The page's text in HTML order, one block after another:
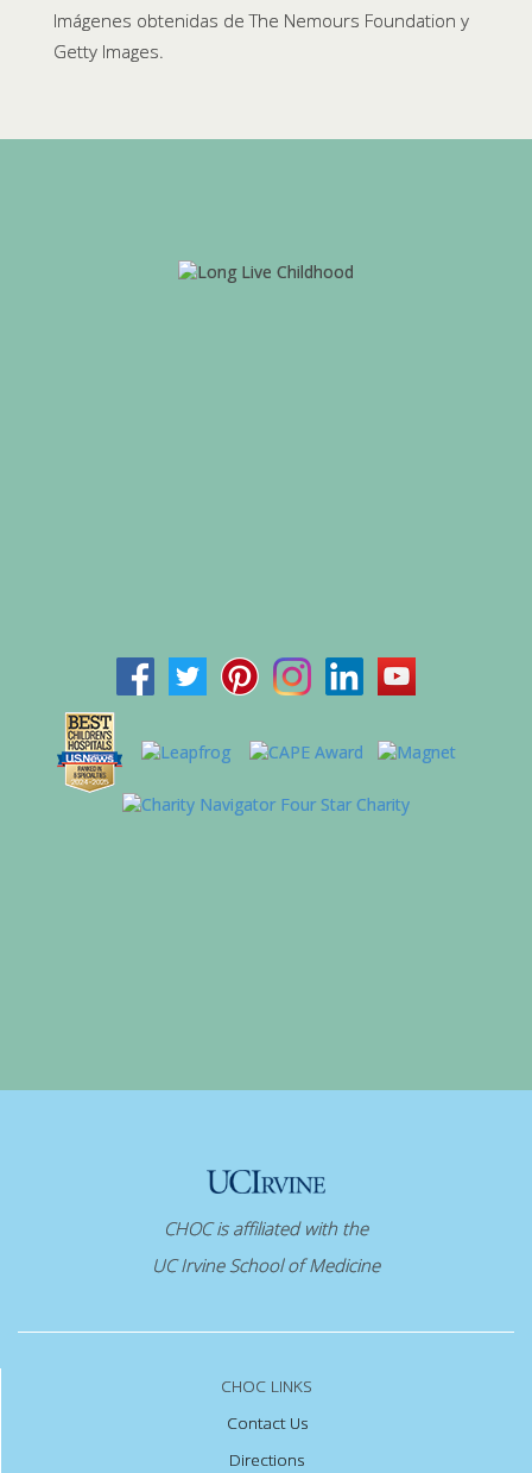
Imágenes obtenidas de The Nemours Foundation y
Getty Images.
CHOC is affiliated with the
UC Irvine School of Medicine
CHOC LINKS
Contact Us
Directions